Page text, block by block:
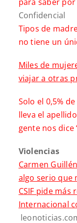
Confidencial
Tipos de
no tiene un
Miles de
viajar a otras
Solo el 0,5%
lleva el
gente nos dice
Violencias
Carmen
algo serio que
CSIF pide más
Internacional